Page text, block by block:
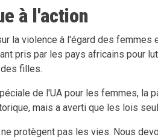
à l'action
la violence à l'égard des
pris par les pays africains pour
filles.
de l'UA pour les femmes, la
mais a averti que les lois
protègent pas les vies. Nous